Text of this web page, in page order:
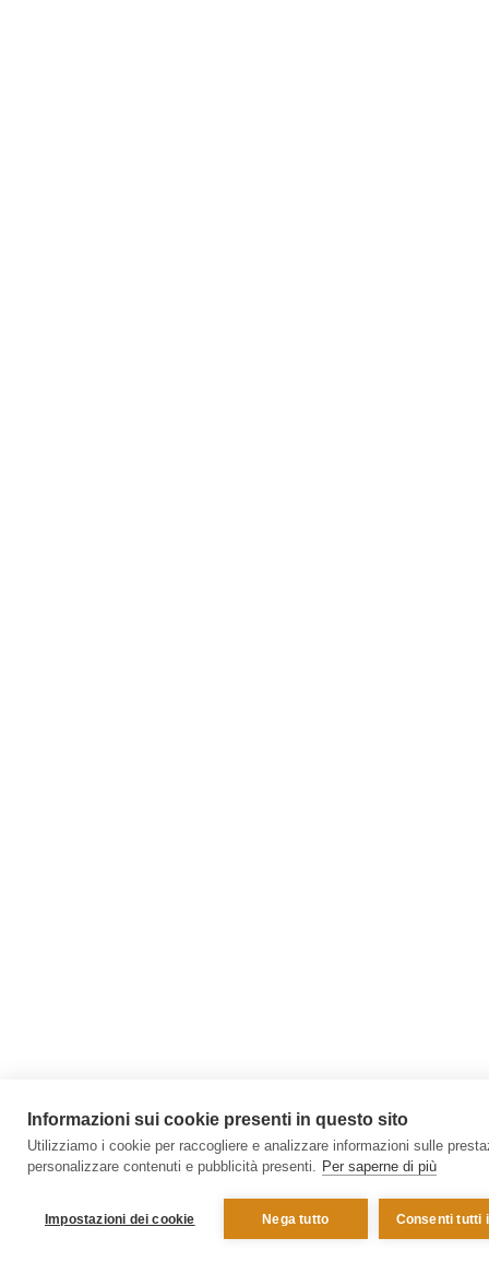
Informazioni sui cookie presenti in questo sito
Utilizziamo i cookie per raccogliere e analizzare informazioni sulle
personalizzare contenuti e pubblicità presenti. Per saperne di più
Impostazioni dei cookie Nega tutto Consenti tutti